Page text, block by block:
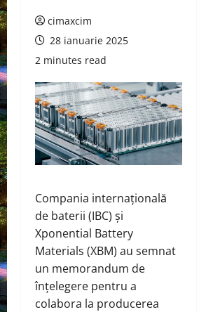
cimaxcim
28 ianuarie 2025
2 minutes read
Compania internațională
de baterii (IBC) și
Xponential Battery
Materials (XBM) au semnat
un memorandum de
înțelegere pentru a
colabora la producerea